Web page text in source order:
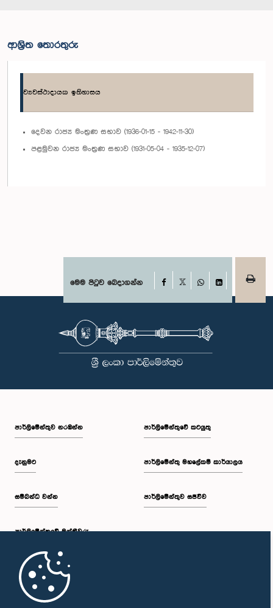
ආශ්‍රිත තොරතුරු
ව්‍යවස්ථාදායක ඉතිහාසය
දෙවන රාජ්‍ය මංත්‍රණ සභාව (1936-01-15 - 1942-11-30)
පළමුවන රාජ්‍ය මංත්‍රණ සභාව (1931-05-04 - 1935-12-07)
මෙම පිටුව බෙදාගන්න Facebook
WhatsAppLinkedIn
පාර්ලි‌මේන්තුව නරඹන්න
දැනුමට
සම්බන්ධ වන්න
පාර්ලි‌මේන්තුවේ මන්ත්‍රීවරු
මුල් පිටුව
පාර්ලිමේන්තුවේ කටයුතු
පාර්ලිමේන්තු මහලේකම් කාර්යාලය
පාර්ලිමේන්තුව සජීවීව